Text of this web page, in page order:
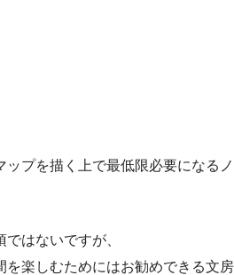
プを描く上で最低限必要になるノ
はないですが、
を楽しむためにはお勧めできる文房